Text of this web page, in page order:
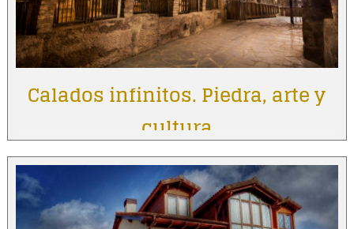
Calados infinitos. Piedra, arte y
cultura